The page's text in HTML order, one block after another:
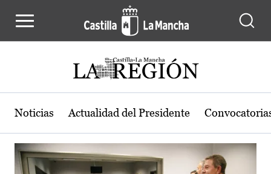
Actualidad de la región de Castilla-
Noticias Actualidad del Presidente